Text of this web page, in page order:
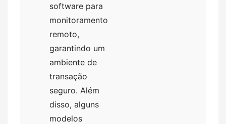
software para
monitoramento
remoto,
garantindo um
ambiente de
transação
seguro. Além
disso, alguns
modelos